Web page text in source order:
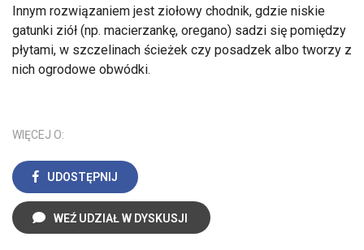
Innym rozwiązaniem jest ziołowy chodnik, gdzie niskie
gatunki ziół (np. macierzankę, oregano) sadzi się pomiędzy
płytami, w szczelinach ścieżek czy posadzek albo tworzy z
nich ogrodowe obwódki.
WIĘCEJ O:
UDOSTĘPNIJ
WEŹ UDZIAŁ W DYSKUSJI